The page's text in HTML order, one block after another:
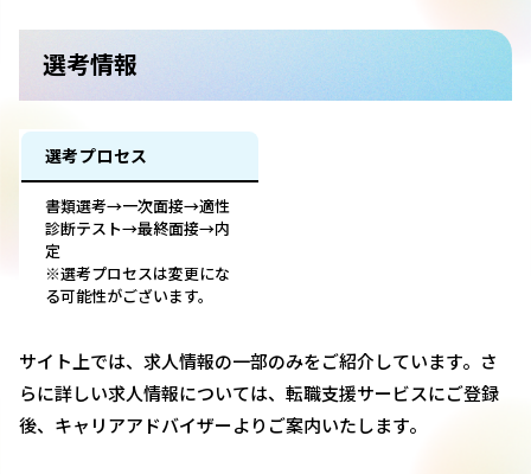
選考情報
選考プロセス
書類選考→一次面接→適性
診断テスト→最終面接→内
定
※選考プロセスは変更にな
る可能性がございます。
サイト上では、求人情報の一部のみをご紹介しています。さ
らに詳しい求人情報については、転職支援サービスにご登録
後、キャリアアドバイザーよりご案内いたします。